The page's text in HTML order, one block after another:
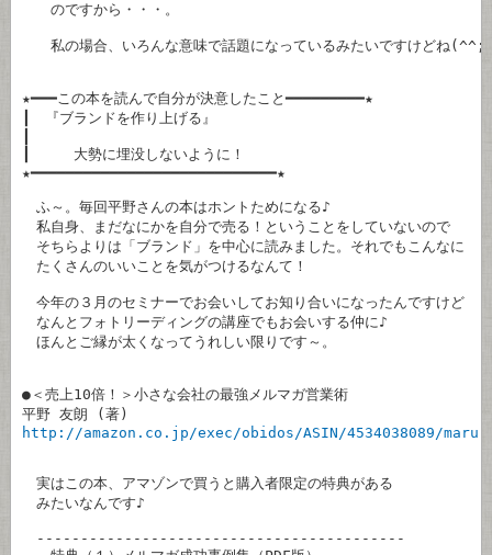
のですから・・・。
私の場合、いろんな意味で話題になっているみたいですけどね
★━━━この本を読んで自分が決意したこと━━━━━━━━━★
┃　『ブランドを作り上げる』
┃　　　大勢に埋没しないように！
★━━━━━━━━━━━━━━━━━━━━━━━━━━━━★
ふ～。毎回平野さんの本はホントためになる♪
私自身、まだなにかを自分で売る！ということをしていないので
そちらよりは「ブランド」を中心に読みました。それでもこんなに
たくさんのいいことを気がつけるなんて！
今年の３月のセミナーでお会いしてお知り合いになったんですけど
なんとフォトリーディングの講座でもお会いする仲に♪
ほんとご縁が太くなってうれしい限りです～。
●＜売上10倍！＞小さな会社の最強メルマガ営業術
http://amazon.co.jp/exec/obidos/ASIN/4534038089/
実はこの本、アマゾンで買うと購入者限定の特典がある
みたいなんです♪
------------------------------------------